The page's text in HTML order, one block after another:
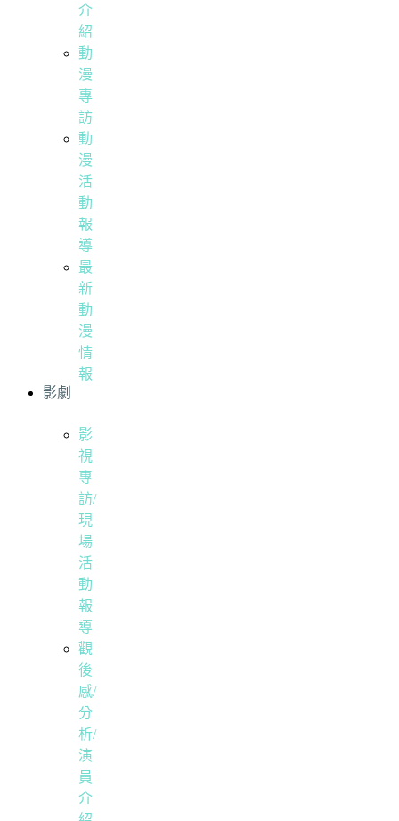
介
紹
動
漫
專
訪
動
漫
活
動
報
導
最
新
動
漫
情
報
影劇
影
視
專
訪/
現
場
活
動
報
導
觀
後
感/
分
析/
演
員
介